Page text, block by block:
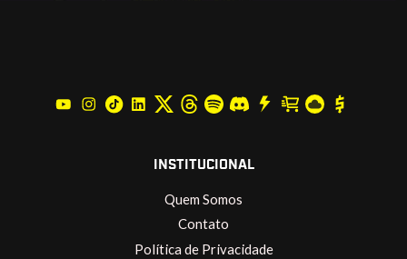
INSTITUCIONAL
Quem Somos
Contato
Política de Privacidade